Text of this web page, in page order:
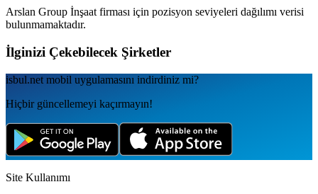
Arslan Group İnşaat firması için pozisyon seviyeleri dağılımı verisi
bulunmamaktadır.
İlginizi Çekebilecek Şirketler
isbul.net mobil uygulamаsını indirdiniz mi?
Hiçbir güncellemeyi kaçırmayın!
Site Kullanımı